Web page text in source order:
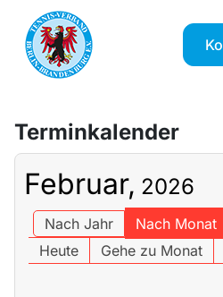
Terminkalender
Februar, 2026
Nach Jahr Nach Monat
Heute
Gehe zu Monat